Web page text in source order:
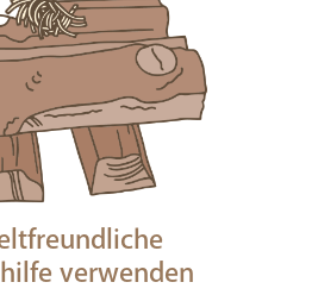
verwenden